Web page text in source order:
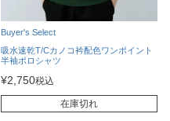
Buyer's Select
吸水速乾T/Cカノコ衿配色ワンポイント
半袖ポロシャツ
¥2,750税込
在庫切れ